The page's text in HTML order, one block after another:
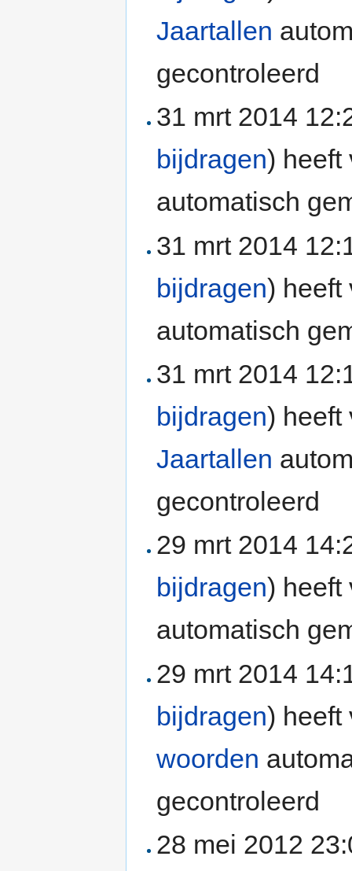
Jaartallen
gecontroleerd
31 mrt 2014
bijdragen)
automatisch
31 mrt 2014
bijdragen)
automatisch
31 mrt 2014
bijdragen)
Jaartallen
gecontroleerd
29 mrt 2014
bijdragen)
automatisch
29 mrt 2014
bijdragen)
woorden
gecontroleerd
28 mei 2012